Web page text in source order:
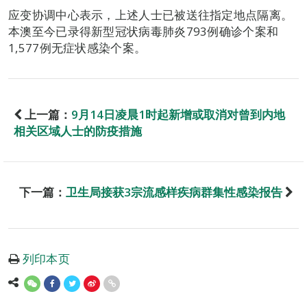
应变协调中心表示，上述人士已被送往指定地点隔离。
本澳至今已录得新型冠状病毒肺炎793例确诊个案和
1,577例无症状感染个案。
上一篇： 9月14日凌晨1时起新增或取消对曾到内地
相关区域人士的防疫措施
下一篇： 卫生局接获3宗流感样疾病群集性感染报告
列印本页